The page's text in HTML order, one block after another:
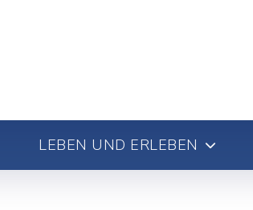
LEBEN UND ERLEBEN